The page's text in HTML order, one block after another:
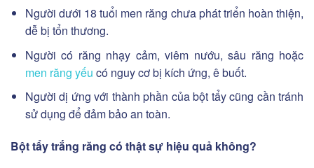
Người dưới 18 tuổi men răng chưa phát triển hoàn thiện,
dễ bị tổn thương.
Người có răng nhạy cảm, viêm nướu, sâu răng hoặc
men răng yếu có nguy cơ bị kích ứng, ê buốt.
Người dị ứng với thành phần của bột tẩy cũng cần tránh
sử dụng để đảm bảo an toàn.
Bột tẩy trắng răng có thật sự hiệu quả không?